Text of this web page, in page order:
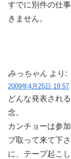
すでに別件の仕
きません。
みっちゃん より:
2009年4月25日 19:57
どんな発表され
念。
カンチョーは参
プ取って来て下
に、テープ起こ